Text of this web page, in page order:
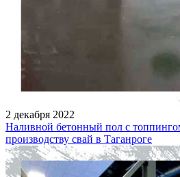
2 декабря 2022
Наливной бетонный пол с
производству свай в Таганроге